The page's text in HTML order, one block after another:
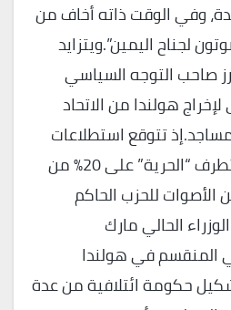
وفي الوقت ذاته أخاف من
لجناح اليمين”.ويتزايد
صاحب التوجه السياسي
هولندا من الاتحاد
تتوقع استطلاعات
للرأي أن يحوز حزبه المتطرف “الحرية” على 20% من
مقابل 16% من الأصوات للحزب الحاكم
الحالي مارك
المنقسم في هولندا
حكومة ائتلافية من عدة